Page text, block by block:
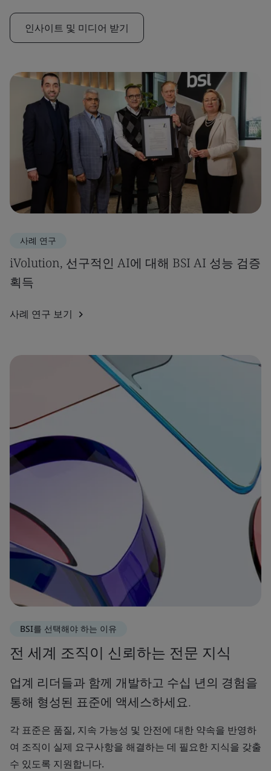
인사이트 및 미디어 받기
사례 연구
iVolution, 선구적인 AI에 대해 BSI AI 성능 검증
획득
사례 연구 보기
BSI를 선택해야 하는 이유
전 세계 조직이 신뢰하는 전문 지식
업계 리더들과 함께 개발하고 수십 년의 경험을
통해 형성된 표준에 액세스하세요.
각 표준은 품질, 지속 가능성 및 안전에 대한 약속을 반영하
여 조직이 실제 요구사항을 해결하는 데 필요한 지식을 갖출
수 있도록 지원합니다.